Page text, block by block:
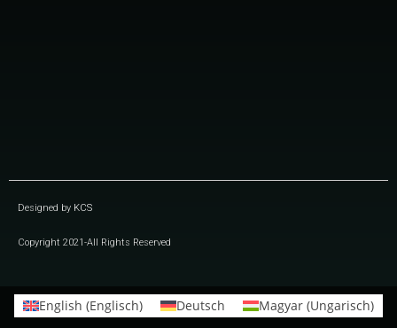
Designed by KCS
Copyright 2021-All Rights Reserved
English (Englisch) Deutsch Magyar (Ungarisch)